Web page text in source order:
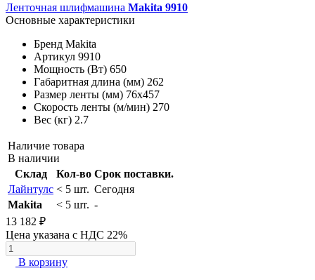
Ленточная шлифмашина Makita 9910
Основные характеристики
Бренд Makita
Артикул 9910
Мощность (Вт) 650
Габаритная длина (мм) 262
Размер ленты (мм) 76x457
Скорость ленты (м/мин) 270
Вес (кг) 2.7
Наличие товара
В наличии
Склад
Кол-во Срок поставки.
Лайнтулс < 5 шт. Сегодня
Makita
< 5 шт. -
13 182 ₽
Цена указана с НДС 22%
В корзину